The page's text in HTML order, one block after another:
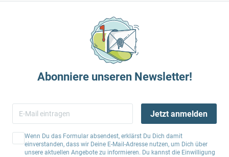
Abonniere unseren Newsletter!
Jetzt anmelden
Wenn Du das Formular absendest, erklärst Du Dich damit
einverstanden, dass wir Deine E-Mail-Adresse nutzen, um Dich über
unsere aktuellen Angebote zu informieren. Du kannst die Einwilligung